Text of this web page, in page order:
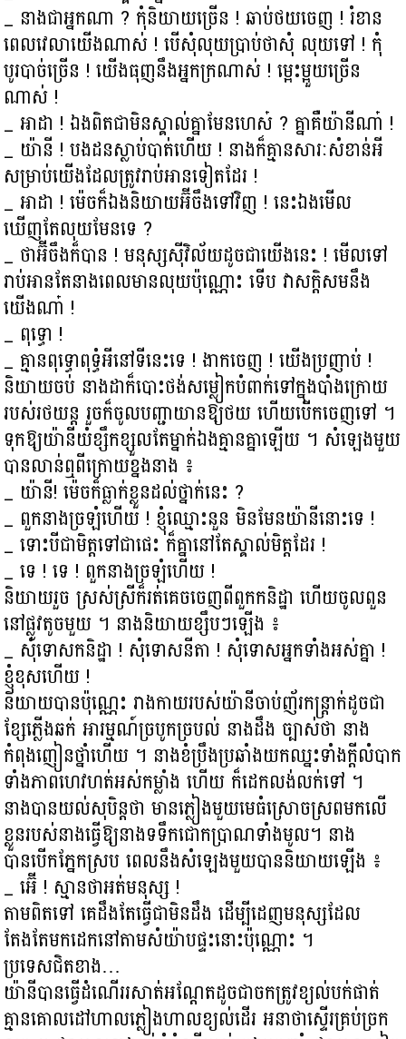
_ នាងជាអ្នកណា ? កុំនិយាយច្រើន ! ឆាប់ថយចេញ ! រំខាន
ពេលវេលាយើងណាស់ ! បើសុំលុយប្រាប់ថាសុំ លុយទៅ ! កុំ
បូរបាច់ច្រើន ! យើងធុញនឹងអ្នកក្រណាស់ ! ម្អេះម្អួយច្រើន
ណាស់ !
_ អាដា ! ឯងពិតជាមិនស្គាល់គ្នាមែនហេស៎ ? គ្នាគឺយ៉ានីណា៎ !
_ យ៉ានី ! បងដនស្លាប់បាត់ហើយ ! នាងក៏គ្មានសារៈសំខាន់អី
សម្រាប់យើងដែលត្រូវរាប់អានទៀតដែរ !
_ អាដា ! ម៉េចក៏ឯងនិយាយអ៊ីចឹងទៅវិញ ! នេះឯងមើល
ឃើញតែលុយមែនទេ ?
_ ថាអ៊ីចឹងក៏បាន ! មនុស្សស៊ីវិល័យដូចជាយើងនេះ ! មើលទៅ
រាប់អានតែនាងពេលមានលុយប៉ុណ្ណោះ ទើប វាសក្ដិសមនឹង
យើងណា៎ !
_ ពុទ្ធោ !
_ គ្មានពុទ្ធោពុទ្ធំអីនៅទីនេះទេ ! ងាកចេញ ! យើងប្រញាប់ !
និយាយចប់ នាងដាក៏បោះថង់សម្លៀកបំពាក់ទៅក្នុងបាំងក្រោយ
របស់រថយន្ត រួចក៏ចូលបញ្ជាយានឱ្យថយ ហើយបើកចេញទៅ ។
ទុកឱ្យយ៉ានីយំខ្សឹកខ្សួលតែម្នាក់ឯងគ្មានគ្នាឡើយ ។ សំឡេងមួយ
បានលាន់ឮពីក្រោយខ្នងនាង ៖
_ យ៉ានី! ម៉េចក៏ធ្លាក់ខ្លួនដល់ថ្នាក់នេះ ?
_ ពួកនាងច្រឡំហើយ ! ខ្ញុំឈ្មោះនួន មិនមែនយ៉ានីនោះទេ !
_ ទោះបីជាមិត្តទៅជាផេះ ក៏គ្នានៅតែស្គាល់មិត្តដែរ !
_ ទេ ! ទេ ! ពួកនាងច្រឡំហើយ !
និយាយរួច ស្រស់ស្រីក៏រត់គេចចេញពីពួកកនិដ្ឋា ហើយចូលពួន
នៅផ្លូវតូចមួយ ។ នាងនិយាយខ្សឹបៗឡើង ៖
_ សុំទោសកនិដ្ឋា ! សុំទោសនីតា ! សុំទោសអ្នកទាំងអស់គ្នា !
ខ្ញុំខុសហើយ !
និយាយបានប៉ុណ្ណេះ រាងកាយរបស់យ៉ានីចាប់ញ័រកន្ត្រាក់ដូចជា
ខ្សែភ្លើងឆក់ អារម្មណ៍ច្របូកច្របល់ នាងដឹង ច្បាស់ថា នាង
កំពុងញៀនថ្នាំហើយ ។ នាងខំប្រឹងប្រឆាំងយកឈ្នះទាំងក្ដីលំបាក
ទាំងភាពហេវហត់អស់កម្លាំង ហើយ ក៏ដេកលង់លក់ទៅ ។
នាងបានយល់សុបិន្តថា មានភ្លៀងមួយមេធំស្រោចស្រពមកលើ
ខ្លួនរបស់នាងធ្វើឱ្យនាងទទឹកជោកប្រាណទាំងមូល។ នាង
បានបើកភ្នែកស្រប ពេលនឹងសំឡេងមួយបាននិយាយឡើង ៖
_ អ៊ើ ! ស្មានថាអត់មនុស្ស !
តាមពិតទៅ គេដឹងតែធ្វើជាមិនដឹង ដើម្បីដេញមនុស្សដែល
តែងតែមកដេកនៅតាមសំយ៉ាបផ្ទះនោះប៉ុណ្ណោះ ។
ប្រទេសជិតខាង…
យ៉ានីបានធ្វើដំណើររសាត់អណ្ដែតដូចជាចកត្រូវខ្យល់បក់ផាត់
គ្មានគោលដៅហាលភ្លៀងហាលខ្យល់ដើរ អនាថាស្ទើរគ្រប់ច្រក